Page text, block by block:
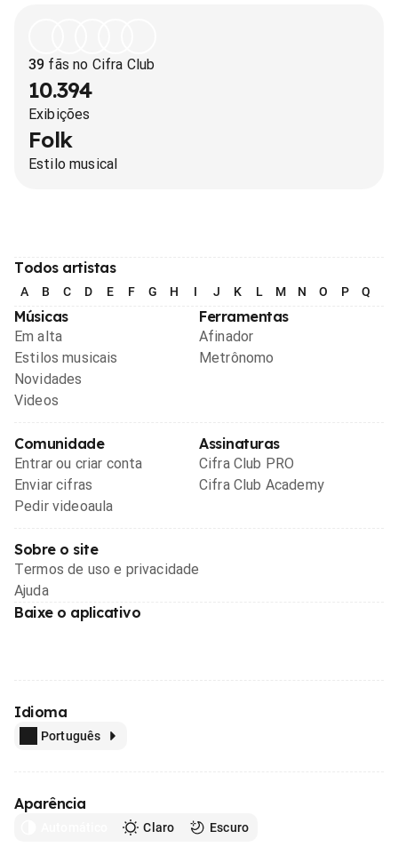
39 fãs no Cifra Club
10.394
Exibições
Folk
Estilo musical
Todos artistas
A B C D E F G H I J K L M N O P Q
Músicas
Em alta
Estilos musicais
Novidades
Videos
Ferramentas
Afinador
Metrônomo
Comunidade
Entrar ou criar conta
Enviar cifras
Pedir videoaula
Assinaturas
Cifra Club PRO
Cifra Club Academy
Sobre o site
Termos de uso e privacidade
Ajuda
Baixe o aplicativo
Idioma
Português
Aparência
Claro Escuro